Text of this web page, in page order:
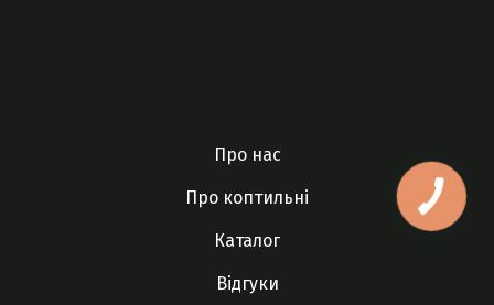
Про нас
Про коптильні
Каталог
Відгуки